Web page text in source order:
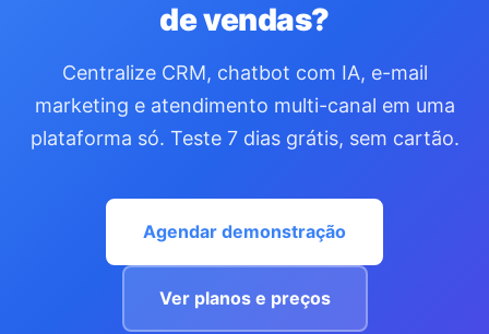
de vendas?
Centralize CRM, chatbot com IA, e-mail
marketing e atendimento multi-canal em uma
plataforma só. Teste 7 dias grátis, sem cartão.
Agendar demonstração
Ver planos e preços